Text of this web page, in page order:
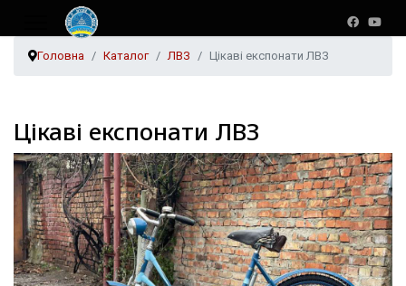
Головна Каталог ЛВЗ Цікаві експонати ЛВЗ
Цікаві експонати ЛВЗ